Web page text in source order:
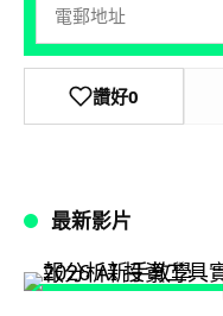
讚好0
最新影片